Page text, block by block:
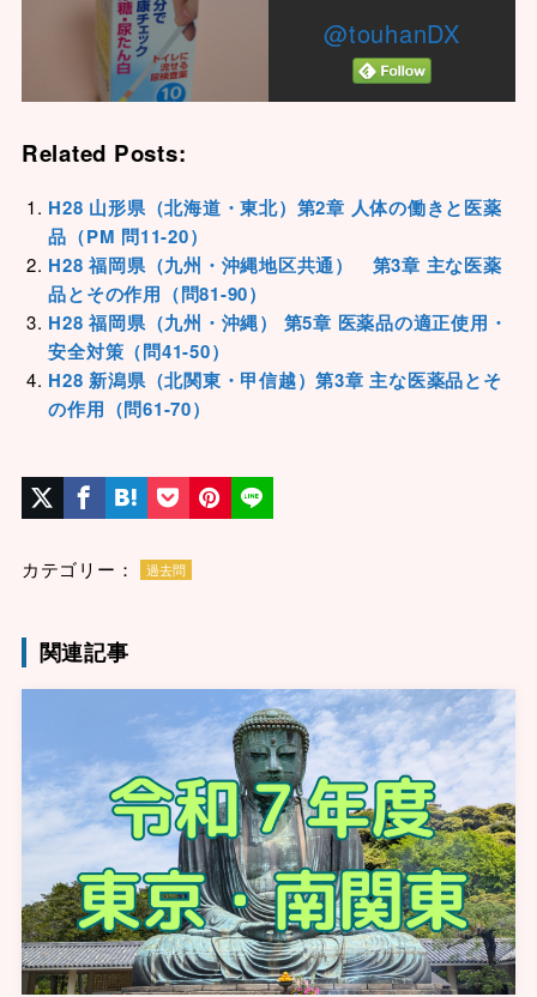
@touhanDX
Related Posts:
H28 山形県（北海道・東北）第2章 人体の働きと医薬
品（PM 問11-20）
H28 福岡県（九州・沖縄地区共通） 第3章 主な医薬
品とその作用（問81-90）
H28 福岡県（九州・沖縄） 第5章 医薬品の適正使用・
安全対策（問41-50）
H28 新潟県（北関東・甲信越）第3章 主な医薬品とそ
の作用（問61-70）
カテゴリー： 過去問
関連記事